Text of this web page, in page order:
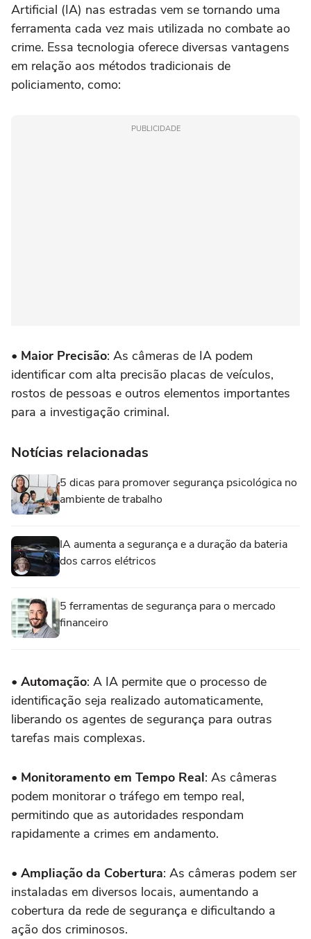
Artificial (IA) nas estradas vem se tornando uma
ferramenta cada vez mais utilizada no combate ao
crime. Essa tecnologia oferece diversas vantagens
em relação aos métodos tradicionais de
policiamento, como:
PUBLICIDADE
• Maior Precisão: As câmeras de IA podem
identificar com alta precisão placas de veículos,
rostos de pessoas e outros elementos importantes
para a investigação criminal.
Notícias relacionadas
5 dicas para promover segurança psicológica no
ambiente de trabalho
IA aumenta a segurança e a duração da bateria
dos carros elétricos
5 ferramentas de segurança para o mercado
financeiro
• Automação: A IA permite que o processo de
identificação seja realizado automaticamente,
liberando os agentes de segurança para outras
tarefas mais complexas.
• Monitoramento em Tempo Real: As câmeras
podem monitorar o tráfego em tempo real,
permitindo que as autoridades respondam
rapidamente a crimes em andamento.
• Ampliação da Cobertura: As câmeras podem ser
instaladas em diversos locais, aumentando a
cobertura da rede de segurança e dificultando a
ação dos criminosos.